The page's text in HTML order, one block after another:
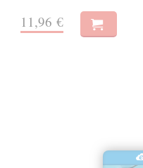
11,96 €